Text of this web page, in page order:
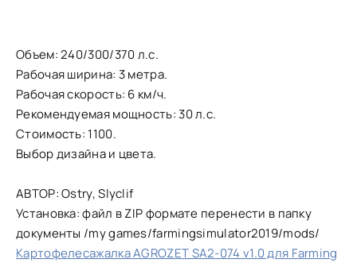
Объем: 240/300/370 л.с.
Рабочая ширина: 3 метра.
Рабочая скорость: 6 км/ч.
Рекомендуемая мощность: 30 л.с.
Стоимость: 1100.
Выбор дизайна и цвета.
АВТОР: Ostry, Slyclif
Установка: файл в ZIP формате перенести в папку
документы /my games/farmingsimulator2019/mods/
Картофелесажалка AGROZET SA2-074 v1.0 для Farming